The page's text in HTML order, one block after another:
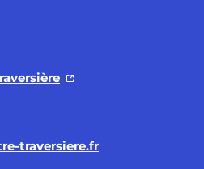
traversiere.fr